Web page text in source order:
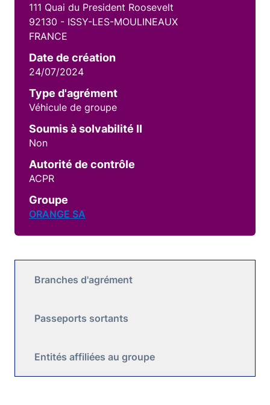
111 Quai du President Roosevelt
92130 - ISSY-LES-MOULINEAUX
FRANCE
Date de création
24/07/2024
Type d'agrément
Véhicule de groupe
Soumis à solvabilité II
Non
Autorité de contrôle
ACPR
Groupe
ORANGE SA
Branches d'agrément
Passeports sortants
Entités affiliées au groupe